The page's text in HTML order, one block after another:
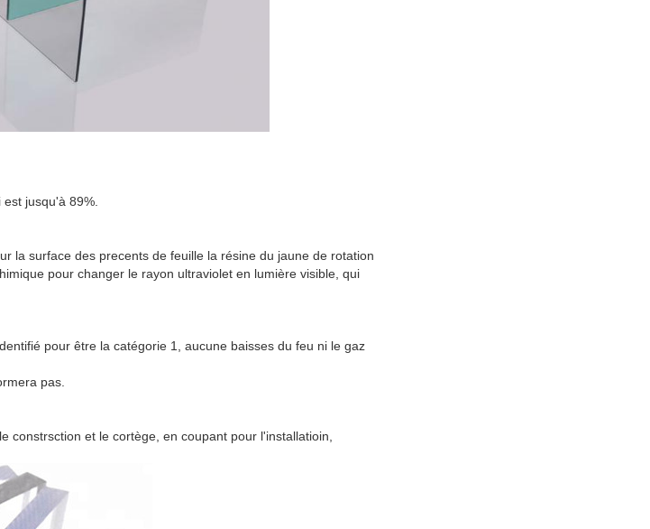
jusqu'à 89%.
la surface des precents de feuille la résine du jaune de rotation
pour changer le rayon ultraviolet en lumière visible, qui
pour être la catégorie 1, aucune baisses du feu ni le gaz
pas.
constrsction et le cortège, en coupant pour l'installatioin,